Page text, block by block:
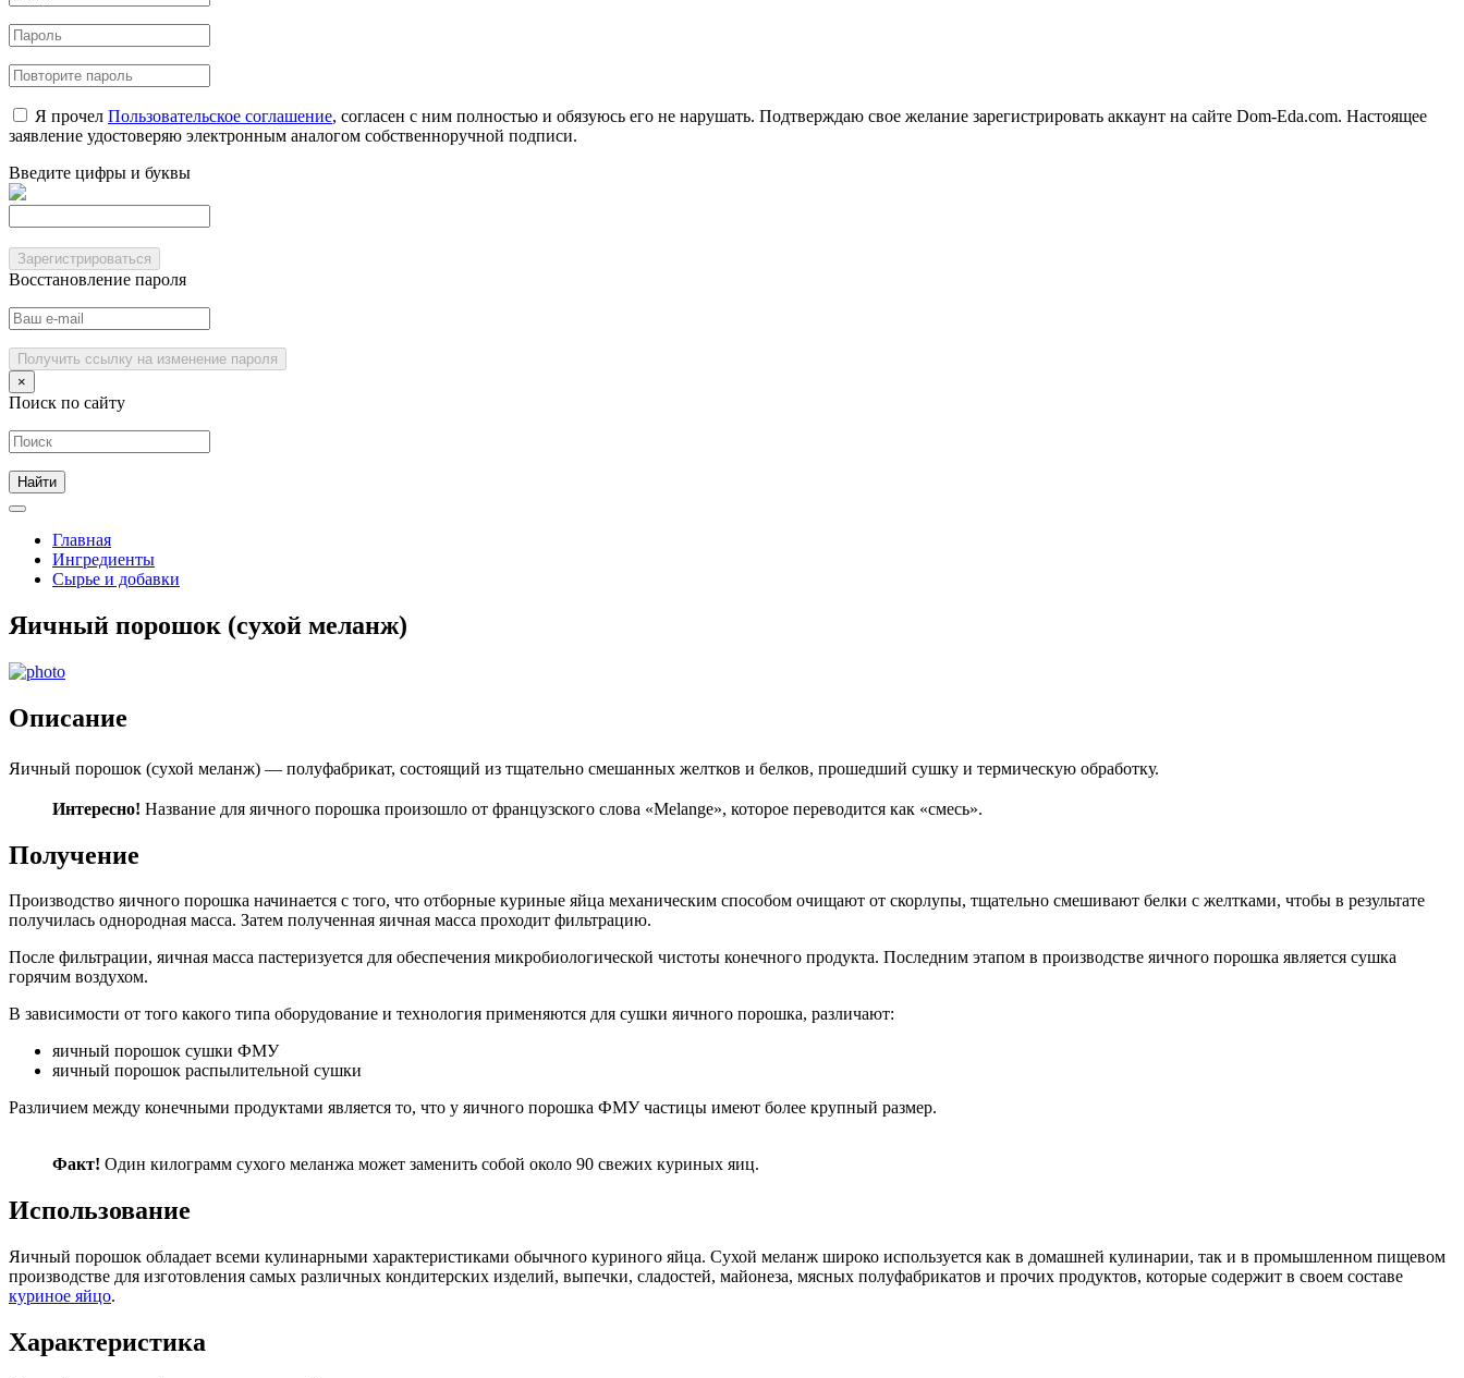
Я прочел Пользовательское соглашение, согласен с ним полностью и обязуюсь его не нарушать. Подтверждаю свое желание зарегистрировать аккаунт на сайте Dom-Eda.com. Настоящее
заявление удостоверяю электронным аналогом собственноручной подписи.
Введите цифры и буквы
Зарегистрироваться
Восстановление пароля
Получить ссылку на изменение пароля
×
Поиск по сайту
Главная
Ингредиенты
Сырье и добавки
Яичный порошок (сухой меланж)
Описание
Яичный порошок (сухой меланж) — полуфабрикат, состоящий из тщательно смешанных желтков и белков, прошедший сушку и термическую обработку.
Интересно! Название для яичного порошка произошло от французского слова «Melange», которое переводится как «смесь».
Получение
Производство яичного порошка начинается с того, что отборные куриные яйца механическим способом очищают от скорлупы, тщательно смешивают белки с желтками, чтобы в результате
получилась однородная масса. Затем полученная яичная масса проходит фильтрацию.
После фильтрации, яичная масса пастеризуется для обеспечения микробиологической чистоты конечного продукта. Последним этапом в производстве яичного порошка является сушка
горячим воздухом.
В зависимости от того какого типа оборудование и технология применяются для сушки яичного порошка, различают:
яичный порошок сушки ФМУ
яичный порошок распылительной сушки
Различием между конечными продуктами является то, что у яичного порошка ФМУ частицы имеют более крупный размер.
Факт! Один килограмм сухого меланжа может заменить собой около 90 свежих куриных яиц.
Использование
Яичный порошок обладает всеми кулинарными характеристиками обычного куриного яйца. Сухой меланж широко используется как в домашней кулинарии, так и в промышленном пищевом
производстве для изготовления самых различных кондитерских изделий, выпечки, сладостей, майонеза, мясных полуфабрикатов и прочих продуктов, которые содержит в своем составе
куриное яйцо.
Характеристика